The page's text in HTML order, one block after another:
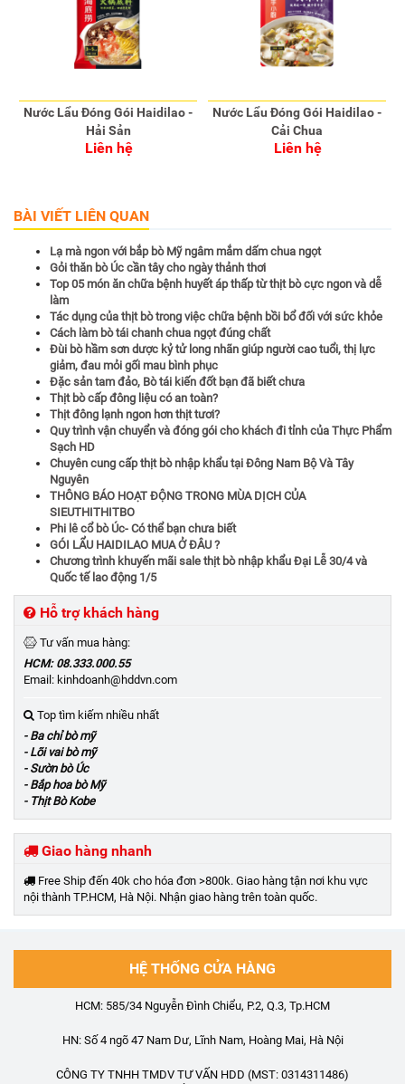
Nước Lẩu Đóng Gói Haidilao -
Hải Sản
Liên hệ
Nước Lẩu Đóng Gói Haidilao -
Cải Chua
Liên hệ
BÀI VIẾT LIÊN QUAN
Lạ mà ngon với bắp bò Mỹ ngâm mắm dấm chua ngọt
Gỏi thăn bò Úc cần tây cho ngày thảnh thơi
Top 05 món ăn chữa bệnh huyết áp thấp từ thịt bò cực ngon và dễ
làm
Tác dụng của thịt bò trong việc chữa bệnh bồi bổ đối với sức khỏe
Cách làm bò tái chanh chua ngọt đúng chất
Đùi bò hầm sơn dược kỷ tử long nhãn giúp người cao tuổi, thị lực
giảm, đau mỏi gối mau bình phục
Đặc sản tam đảo, Bò tái kiến đốt bạn đã biết chưa
Thịt bò cấp đông liệu có an toàn?
Thịt đông lạnh ngon hơn thịt tươi?
Quy trình vận chuyển và đóng gói cho khách đi tỉnh của Thực Phẩm
Sạch HD
Chuyên cung cấp thịt bò nhập khẩu tại Đông Nam Bộ Và Tây
Nguyên
THÔNG BÁO HOẠT ĐỘNG TRONG MÙA DỊCH CỦA
SIEUTHITHITBO
Phi lê cổ bò Úc- Có thể bạn chưa biết
GÓI LẨU HAIDILAO MUA Ở ĐÂU ?
Chương trình khuyến mãi sale thịt bò nhập khẩu Đại Lễ 30/4 và
Quốc tế lao động 1/5
Hỗ trợ khách hàng
Tư vấn mua hàng:
HCM: 08.333.000.55
Email: kinhdoanh@hddvn.com
Top tìm kiếm nhiều nhất
- Ba chỉ bò mỹ
- Lõi vai bò mỹ
- Sườn bò Úc
- Bắp hoa bò Mỹ
- Thịt Bò Kobe
Giao hàng nhanh
Free Ship đến 40k cho hóa đơn >800k. Giao hàng tận nơi khu vực
nội thành TP.HCM, Hà Nội. Nhận giao hàng trên toàn quốc.
HỆ THỐNG CỬA HÀNG
HCM: 585/34 Nguyễn Đình Chiểu, P.2, Q.3, Tp.HCM
HN: Số 4 ngõ 47 Nam Dư, Lĩnh Nam, Hoàng Mai, Hà Nội
CÔNG TY TNHH TMDV TƯ VẤN HDD (MST: 0314311486)